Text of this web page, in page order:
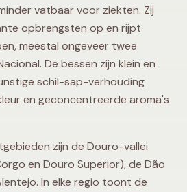
vatbaar voor ziekten. Zij
opbrengsten op en rijpt
meestal ongeveer twee
De bessen zijn klein en
schil-sap-verhouding
en geconcentreerde aroma's
zijn de Douro-vallei
en Douro Superior), de Dão
In elke regio toont de